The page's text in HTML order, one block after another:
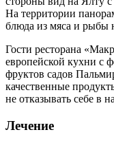
На территории
блюда из мяса и рыбы
Гости ресторана
европейской кухни с
фруктов садов
качественные
не отказывать себе в
Лечение